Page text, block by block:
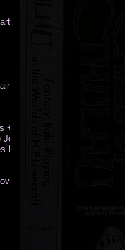
Set
+ kit d'expedition
de la Bête
Masques de Nyarlathotep